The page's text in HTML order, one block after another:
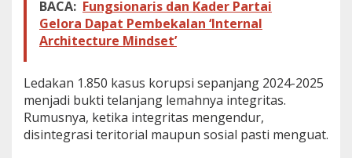
BACA: Fungsionaris dan Kader Partai
Gelora Dapat Pembekalan ‘Internal
Architecture Mindset’
Ledakan 1.850 kasus korupsi sepanjang 2024-2025
menjadi bukti telanjang lemahnya integritas.
Rumusnya, ketika integritas mengendur,
disintegrasi teritorial maupun sosial pasti menguat.